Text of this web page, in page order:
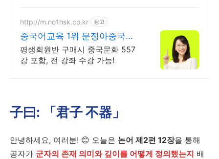
http://m.no1hsk.co.kr 광고
중국어교육 1위 문정아중국어
브랜드파워 3년연속 대상수상
평생회원반 구매시 중국문화 557
강 포함, 전 강좌 수강 가능!
子曰: 「君子 不器」
안녕하세요, 여러분! 😊 오늘은 논어 제2편 12장을 통해
공자가 군자의 존재 의미와 깊이를 어떻게 정의했는지 배